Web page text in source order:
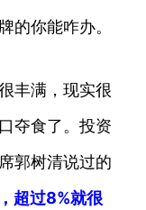
的你能咋办。
丰满，现实很
夺食了。投资
郭树清说过的
超过8%就很